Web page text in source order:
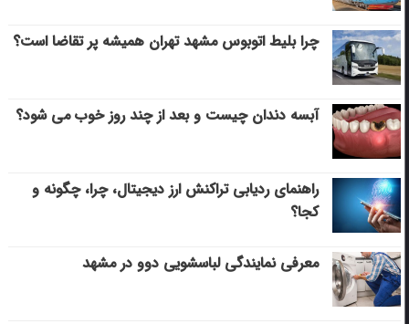
چرا بلیط اتوبوس مشهد تهران همیشه پر تقاضا است؟
آبسه دندان چیست و بعد از چند روز خوب می‌ شود؟
راهنمای ردیابی تراکنش ارز دیجیتال، چرا، چگونه و
کجا؟
معرفی نمایندگی لباسشویی دوو در مشهد